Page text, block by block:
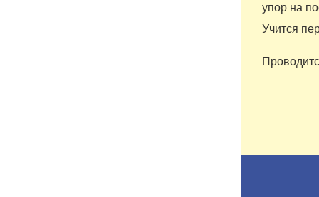
упор на
Учится